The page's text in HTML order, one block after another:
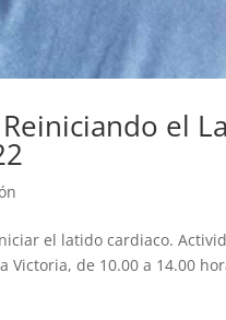
el
el latido cardiaco.
de 10.00 a 14.00